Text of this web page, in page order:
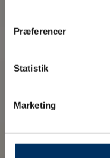
Præferencer
Statistik
Marketing